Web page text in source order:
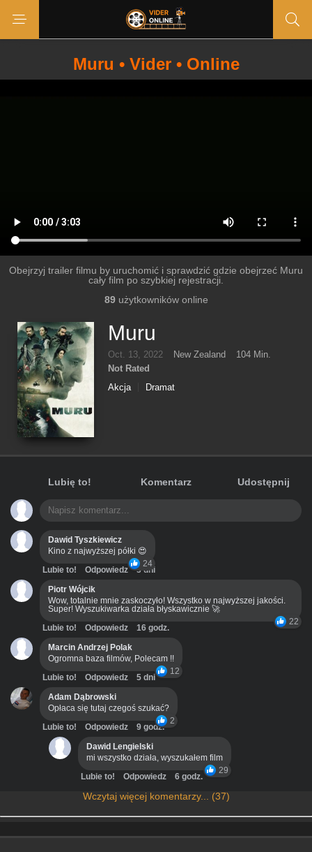
Muru • Vider • Online
Obejrzyj trailer filmu by uruchomić i sprawdzić gdzie obejrzeć Muru
cały film po szybkiej rejestracji.
89użytkowników online
Muru
Oct. 13, 2022 New Zealand
104 Min.
Not Rated
Akcja
Dramat
Lubię to! Komentarz Udostępnij
Dawid Tyszkiewicz
Kino z najwyższej półki 😍
24
Lubie to! Odpowiedz
3 dni
Piotr Wójcik
Wow, totalnie mnie zaskoczyło! Wszystko w najwyższej jakości.
Super! Wyszukiwarka działa błyskawicznie 🚀
22
Lubie to! Odpowiedz
16 godz.
Marcin Andrzej Polak
Ogromna baza filmów, Polecam !!
12
Lubie to! Odpowiedz
5 dni
Adam Dąbrowski
Opłaca się tutaj czegoś szukać?
2
Lubie to! Odpowiedz
9 godz.
Dawid Lengielski
mi wszystko działa, wyszukałem film
29
Lubie to! Odpowiedz 6 godz.
Wczytaj więcej komentarzy... (37)